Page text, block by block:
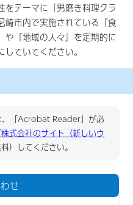
をテーマに「男磨き料理クラ
崎市内で実施されている『食
や『地域の人々』を定期的に
ていてください。
、「Acrobat Reader」が必
式会社のサイト（新しいウ
）してください。
せ